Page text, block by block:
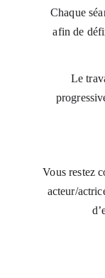
Chaque
afin de
Le
Vous restez
acteur/